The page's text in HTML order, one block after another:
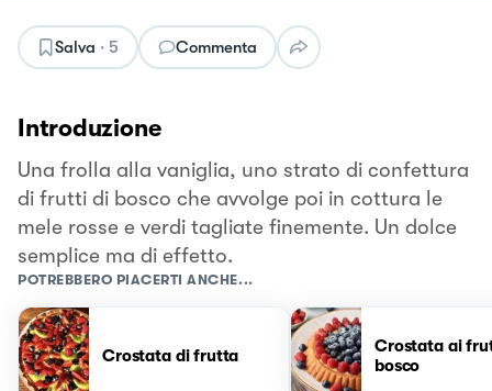
Salva · 5 Commenta
Introduzione
Una frolla alla vaniglia, uno strato di confettura
di frutti di bosco che avvolge poi in cottura le
mele rosse e verdi tagliate finemente. Un dolce
semplice ma di effetto.
POTREBBERO PIACERTI ANCHE...
Crostata di frutta
Crostata ai
bosco